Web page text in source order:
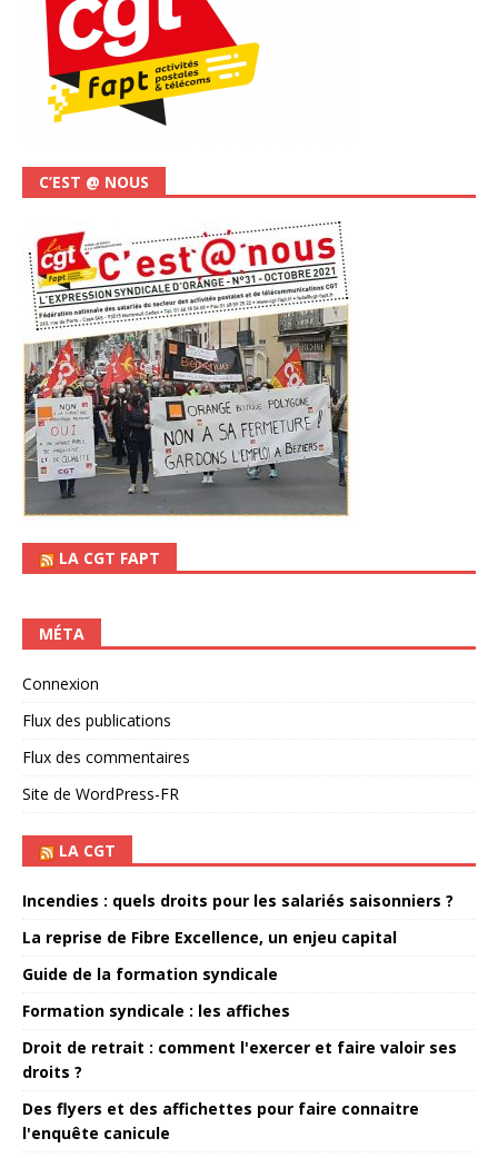
C’EST @ NOUS
LA CGT FAPT
MÉTA
Connexion
Flux des publications
Flux des commentaires
Site de WordPress-FR
LA CGT
Incendies : quels droits pour les salariés saisonniers ?
La reprise de Fibre Excellence, un enjeu capital
Guide de la formation syndicale
Formation syndicale : les affiches
Droit de retrait : comment l'exercer et faire valoir ses
droits ?
Des flyers et des affichettes pour faire connaitre
l'enquête canicule